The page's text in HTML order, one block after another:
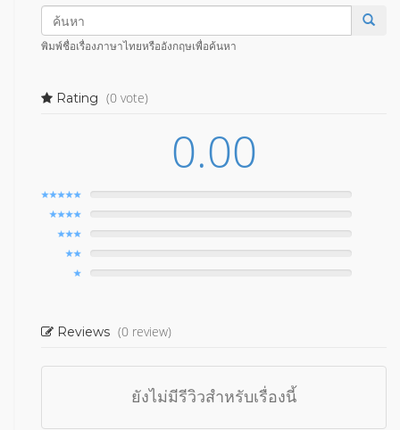
พิมพ์ชื่อเรื่องภาษาไทยหรืออังกฤษเพื่อค้นหา
Rating (0 vote)
0.00
Reviews (0 review)
ยังไม่มีรีวิวสำหรับเรื่องนี้